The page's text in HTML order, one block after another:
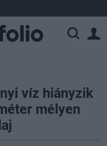
víz hiányzik
mélyen